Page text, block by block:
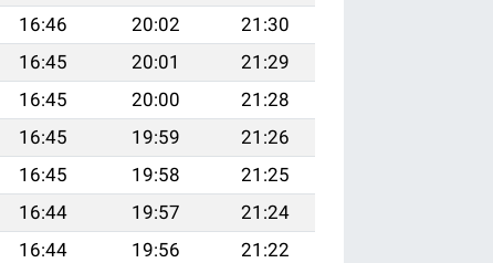
16:46 20:02
21:30
16:45 20:01
21:29
16:45 20:00
21:28
16:45 19:59
21:26
16:45 19:58
21:25
16:44 19:57
21:24
16:44 19:56
21:22